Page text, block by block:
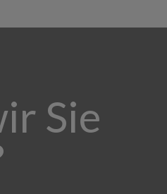
Sie